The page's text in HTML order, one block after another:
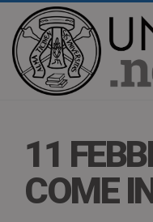
11
COME